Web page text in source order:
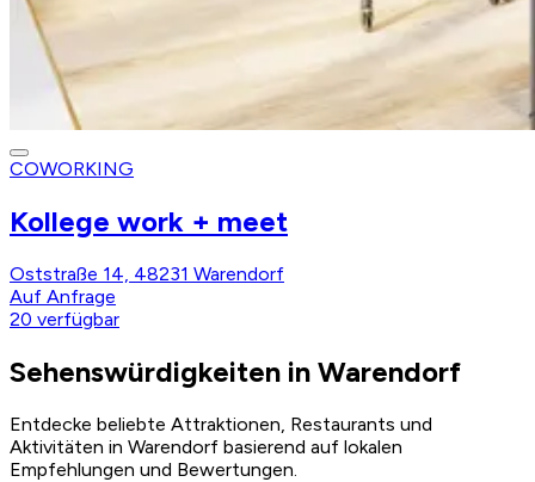
COWORKING
Kollege work + meet
Oststraße 14, 48231 Warendorf
Auf Anfrage
20 verfügbar
Sehenswürdigkeiten in Warendorf
Entdecke beliebte Attraktionen, Restaurants und
Aktivitäten in Warendorf basierend auf lokalen
Empfehlungen und Bewertungen.